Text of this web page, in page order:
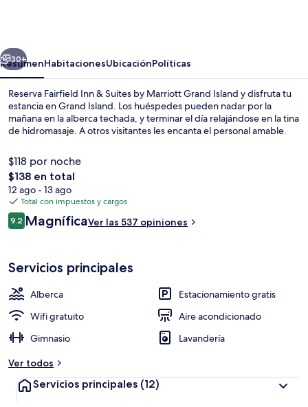
by
Marriott
Grand
Island
Siguiente
30+
ResumenHabitacionesUbicaciónPolíticas
Reserva Fairfield Inn & Suites by Marriott Grand Island y disfruta tu
estancia en Grand Island. Los huéspedes pueden nadar por la
mañana en la alberca techada, y terminar el día relajándose en la tina
de hidromasaje. A otros visitantes les encanta el personal amable.
$118 por noche
El
precio
total
es
de
$138 en total
12 ago - 13 ago
Total con impuestos y cargos
Opiniones
9.29.2 de 10,
MagníficaVer las 537 opiniones
Servicios principales
Alberca
Estacionamiento gratis
Wifi gratuito
Aire acondicionado
Gimnasio
Lavandería
Ver todos
Servicios principales (12)